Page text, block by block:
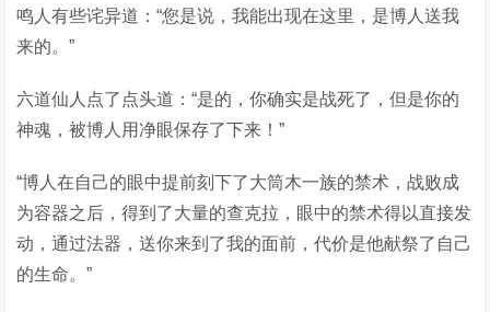
鸣人有些诧异道：“您是说，我能出现在这里，是博人送我
来的。”
六道仙人点了点头道：“是的，你确实是战死了，但是你的
神魂，被博人用净眼保存了下来！”
“博人在自己的眼中提前刻下了大筒木一族的禁术，战败成
为容器之后，得到了大量的查克拉，眼中的禁术得以直接发
动，通过法器，送你来到了我的面前，代价是他献祭了自己
的生命。”